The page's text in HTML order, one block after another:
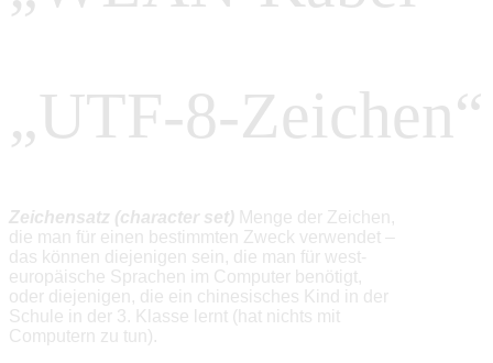
„UTF-8-Zeichen“
Zeichensatz (character set)
Menge der Zeichen,
die man für einen bestimmten Zweck verwendet –
das können diejenigen sein, die man für west-
europäische Sprachen im Computer benötigt,
oder diejenigen, die ein chinesisches Kind in der
Schule in der 3. Klasse lernt (hat nichts mit
Computern zu tun).